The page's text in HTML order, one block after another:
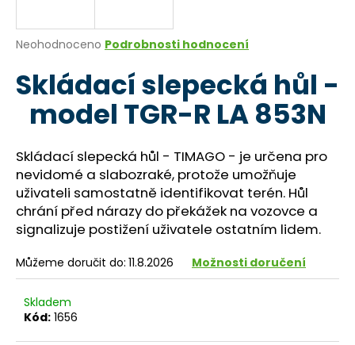
Průměrné
produktu
je
hvězdiček.
Neohodnoceno Podrobnosti hodnocení
Skládací slepecká hůl -
model TGR-R LA 853N
Skládací slepecká hůl - TIMAGO - je určena pro
nevidomé a slabozraké, protože umožňuje
uživateli samostatně identifikovat terén. Hůl
chrání před nárazy do překážek na vozovce a
signalizuje postižení uživatele ostatním lidem.
Můžeme doručit do: 11.8.2026 Možnosti doručení
Skladem
Kód: 1656
j
t
?
HLEDAT
D
o
o
u